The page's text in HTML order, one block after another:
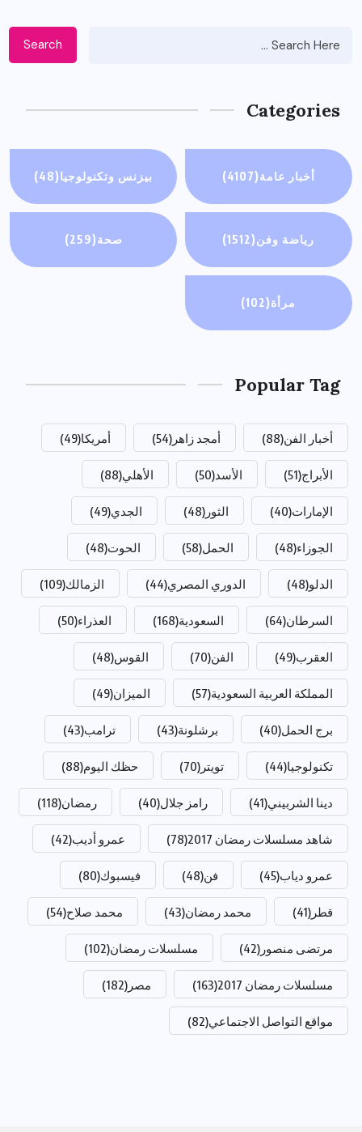
Search
Categories
أخبار عامة(4107) بيزنس وتكنولوجيا(48)
رياضة وفن(1512) صحة(259)
مرأة(102)
Popular Tag
أخبار الفن(88) أمجد زاهر (54) أمريكا(49)
الأبراج(51) الأسد(50) الأهلي(88)
الإمارات(40) الثور (48) الجدي(49)
الجوزاء(48) الحمل(58) الحوت(48)
الدلو(48) الدوري المصري(44) الزمالك(109)
السرطان(64) السعودية(168) العذراء(50)
العقرب(49) الفن(70) القوس(48)
المملكة العربية السعودية(57) الميزان(49)
برج الحمل(40) برشلونة(43) ترامب(43)
تكنولوجيا(44) تويتر (70) حظك اليوم(88)
دينا الشربيني(41) رامز جلال(40) رمضان(118)
شاهد مسلسلات رمضان 2017 (78) عمرو أديب(42)
عمرو دياب(45) فن(48) فيسبوك(80)
قطر (41) محمد رمضان(43) محمد صلاح(54)
مرتضى منصور (42) مسلسلات رمضان(102)
مسلسلات رمضان 2017 (163) مصر (182)
مواقع التواصل الاجتماعي(82)